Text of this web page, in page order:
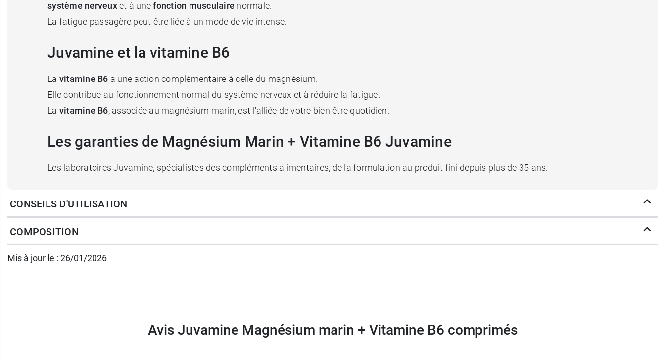
système nerveuxet à unefonction musculaire normale.
La fatigue passagère peut être liée à un mode de vie intense.
Juvamine et la vitamine B6
La vitamine B6 a une action complémentaire à celle du magnésium.
Elle contribue au fonctionnement normal du système nerveux et à réduire la fatigue.
La vitamine B6, associée au magnésium marin, est l'alliée de votre bien-être quotidien.
Les garanties de Magnésium Marin + Vitamine B6 Juvamine
Les laboratoires Juvamine, spécialistes des compléments alimentaires, de la formulation au produit fini depuis plus de 35 ans.
Végan, convient aux végétariens, aux végétaliens et aux végans
Fabriqué en France, en Lorraine
Engagement :
Conditionnement au choix :
CONSEILS D'UTILISATION
COMPOSITION
Mis à jour le : 26/01/2026
Avis Juvamine Magnésium marin + Vitamine B6 comprimés